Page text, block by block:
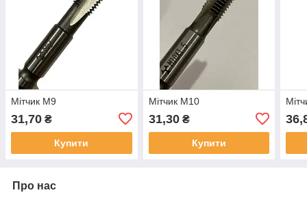
Мітчик М9
31,70 ₴
Купити
Мітчик М10
31,30₴
Купити
Про нас